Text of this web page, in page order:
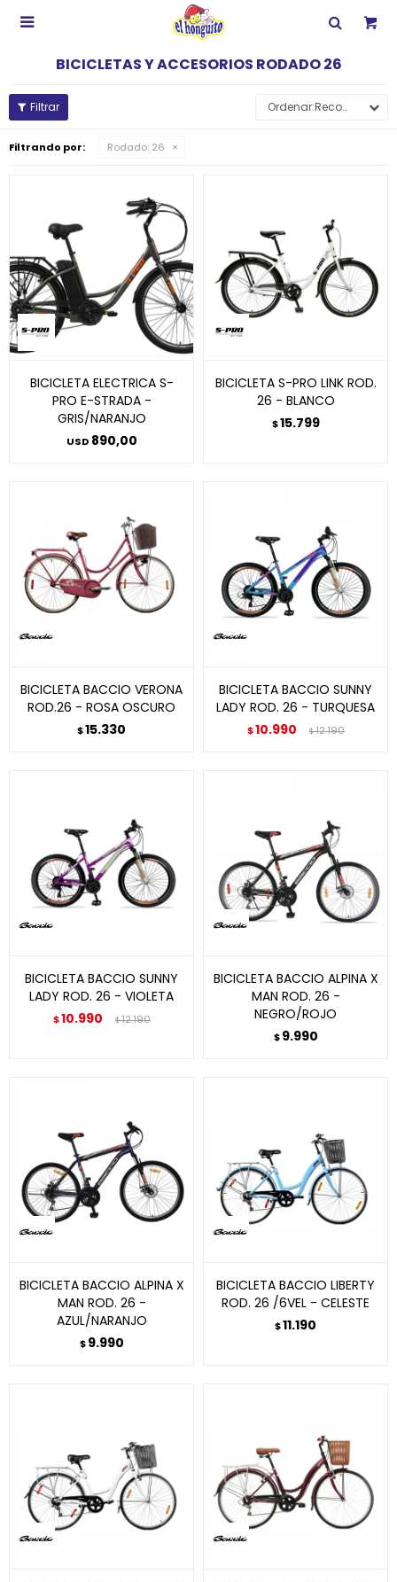

BICICLETAS Y ACCESORIOS RODADO 26
Recomendados
Filtrando por: Rodado: 26
BICICLETA ELECTRICA S-
PRO E-STRADA -
GRIS/NARANJO
USD 890,00
BICICLETA S-PRO LINK ROD.
26 - BLANCO
$15.799
BICICLETA BACCIO VERONA
ROD.26 - ROSA OSCURO
$15.330
BICICLETA BACCIO SUNNY
LADY ROD. 26 - TURQUESA
$10.990 $12.190
BICICLETA BACCIO SUNNY
LADY ROD. 26 - VIOLETA
$10.990 $12.190
BICICLETA BACCIO ALPINA X
MAN ROD. 26 -
NEGRO/ROJO
$ 9.990
BICICLETA BACCIO ALPINA X
MAN ROD. 26 -
AZUL/NARANJO
$ 9.990
BICICLETA BACCIO LIBERTY
ROD. 26 /6VEL - CELESTE
$11.190